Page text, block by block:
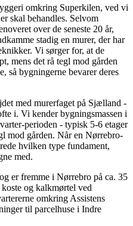
omkring Superkilen, ved vi
skal behandles. Selvom
over de seneste 20 år,
stadig en murer, der har
Vi sørger for, at de
mens det rå tegl mod gården
så bygningerne bevarer deres
med murerfaget på Sjælland -
i. Vi kender bygningsmassen i
perioden - typisk 5-6 etager
mod gården. Når en Nørrebro-
hvilken type fundament,
med.
er fremme i Nørrebro på ca. 35
og kalkmørtel ved
omkring Assistens
til parcelhuse i Indre